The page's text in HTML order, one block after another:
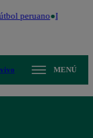
peruano Dólar
MENÚ